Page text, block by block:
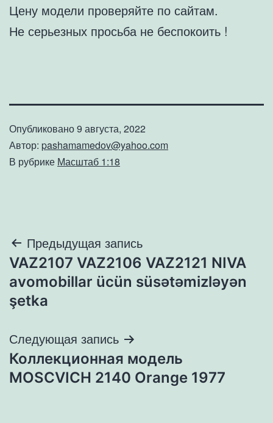
Цену модели проверяйте по сайтам.
Не серьезных просьба не беспокоить !
Опубликовано9 августа, 2022
Автор: pashamamedov@yahoo.com
В рубрике Масштаб 1:18
Навигация
по
записям
Предыдущая запись
VAZ2107 VAZ2106 VAZ2121 NIVA
avomobillar ücün süsətəmizləyən
şetka
Следующая запись
Коллекционная модель
MOSCVICH 2140 Orange 1977